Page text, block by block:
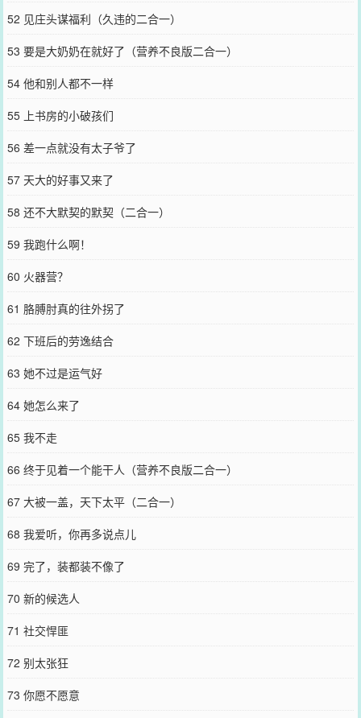
52 见庄头谋福利（久违的二合一）
53 要是大奶奶在就好了（营养不良版二合一）
54 他和别人都不一样
55 上书房的小破孩们
56 差一点就没有太子爷了
57 天大的好事又来了
58 还不大默契的默契（二合一）
59 我跑什么啊！
60 火器营？
61 胳膊肘真的往外拐了
62 下班后的劳逸结合
63 她不过是运气好
64 她怎么来了
65 我不走
66 终于见着一个能干人（营养不良版二合一）
67 大被一盖，天下太平（二合一）
68 我爱听，你再多说点儿
69 完了，装都装不像了
70 新的候选人
71 社交悍匪
72 别太张狂
73 你愿不愿意